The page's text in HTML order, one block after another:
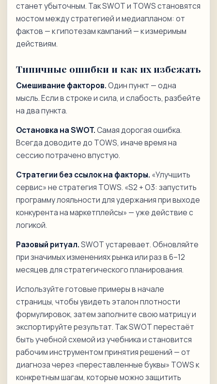
станет убыточным. Так SWOT и TOWS становятся
мостом между стратегией и медиапланом: от
фактов — к гипотезам кампаний — к измеримым
действиям.
Типичные ошибки и как их избежать
Смешивание факторов.Один пункт — одна
мысль. Если в строке и сила, и слабость, разбейте
на два пункта.
Остановка на SWOT.Самая дорогая ошибка.
Всегда доводите до TOWS, иначе время на
сессию потрачено впустую.
Стратегии без ссылок на факторы. «Улучшить
сервис» не стратегия TOWS. «S2 + O3: запустить
программу лояльности для удержания при выходе
конкурента на маркетплейсы» — уже действие с
логикой.
Разовый ритуал.SWOT устаревает. Обновляйте
при значимых изменениях рынка или раз в 6–12
месяцев для стратегического планирования.
Используйте готовые примеры в начале
страницы, чтобы увидеть эталон плотности
формулировок, затем заполните свою матрицу и
экспортируйте результат. Так SWOT перестаёт
быть учебной схемой из учебника и становится
рабочим инструментом принятия решений — от
диагноза через «переставленные буквы» TOWS к
конкретным шагам, которые можно защитить